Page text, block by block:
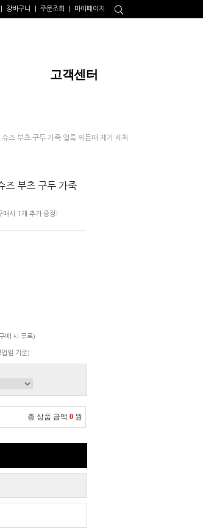
장바구니 주문조회 마이페이지
고객센터
즈 부츠 구두 가죽 얼룩 찌든때 제거 세척
즈 부츠 구두 가죽
시 1개 추가 증정!
매 시 무료)
일 기준)
총 상품 금액 0 원